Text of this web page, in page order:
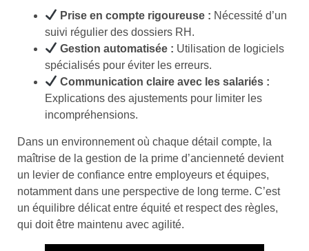
Prise en compte rigoureuse : Nécessité d’un
suivi régulier des dossiers RH.
Gestion automatisée : Utilisation de logiciels
spécialisés pour éviter les erreurs.
Communication claire avec les salariés :
Explications des ajustements pour limiter les
incompréhensions.
Dans un environnement où chaque détail compte, la
maîtrise de la gestion de la prime d’ancienneté devient
un levier de confiance entre employeurs et équipes,
notamment dans une perspective de long terme. C’est
un équilibre délicat entre équité et respect des règles,
qui doit être maintenu avec agilité.